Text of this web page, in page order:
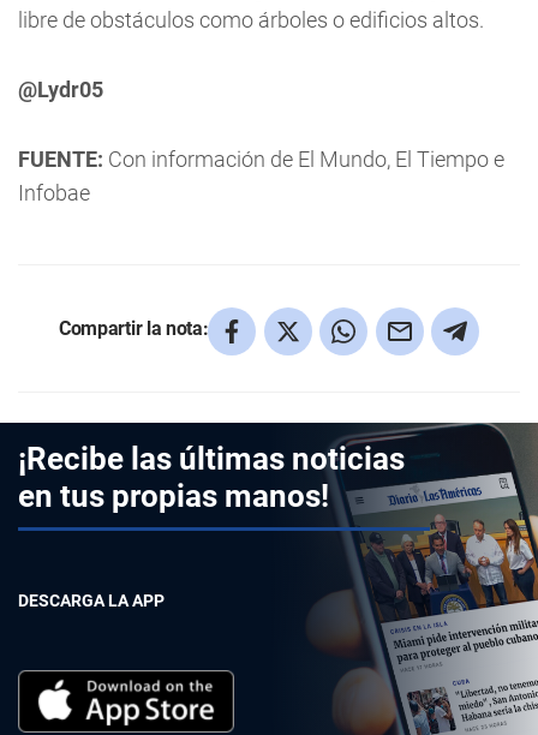
libre de obstáculos como árboles o edificios altos.
@Lydr05
FUENTE: Con información de El Mundo, El Tiempo e
Infobae
Compartir la nota:
¡Recibe las últimas noticias
en tus propias manos!
DESCARGA LA APP